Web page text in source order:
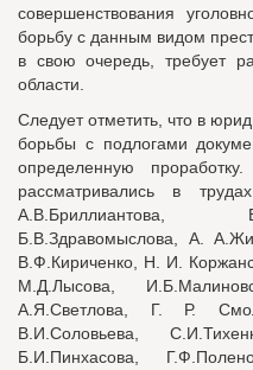
совершенствования
борьбу с данным видом
в свою очередь, требует
области.
Следует отметить, что в
борьбы с подлогами
определенную
рассматривались в
А.В.Бриллиантова,
Б.В.Здравомыслова, А.
В.Ф.Кириченко, Н. И.
М.Д.Лысова,
А.Я.Светлова, Г. Р.
В.И.Соловьева,
Б.И.Пинхасова,